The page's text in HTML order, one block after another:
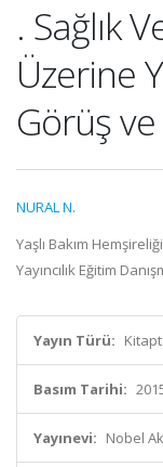
. Sağlık
Üzerine
Görüş
NURAL N.
Yaşlı Bakım
Yayıncılık Eğitim
Yayın Türü:
Basım Tarihi:
Yayınevi: Nobel